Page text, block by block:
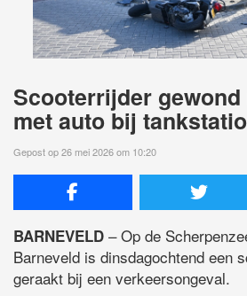
Scooterrijder
met auto bij
Gepost op 26 mei 2026 om 10:20
BARNEVELD – Op de
Barneveld is dinsdagochtend een
geraakt bij een verkeersongeval.